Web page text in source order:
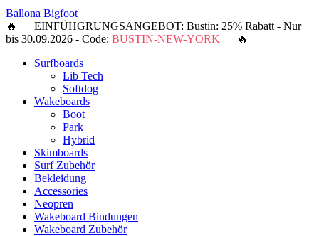
Ballona Bigfoot
🔥 EINFÜHGRUNGSANGEBOT: Bustin: 25% Rabatt - Nur
bis 30.09.2026 - Code: BUSTIN-NEW-YORK 🔥
Surfboards
Lib Tech
Softdog
Wakeboards
Boot
Park
Hybrid
Skimboards
Surf Zubehör
Bekleidung
Accessories
Neopren
Wakeboard Bindungen
Wakeboard Zubehör